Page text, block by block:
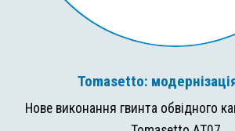
Tomasetto:
Нове виконання гвинта обвідного